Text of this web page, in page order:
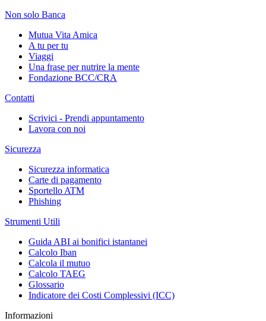
Non solo Banca
Mutua Vita Amica
A tu per tu
Viaggi
Una frase per nutrire la mente
Fondazione BCC/CRA
Contatti
Scrivici - Prendi appuntamento
Lavora con noi
Sicurezza
Sicurezza informatica
Carte di pagamento
Sportello ATM
Phishing
Strumenti Utili
Guida ABI ai bonifici istantanei
Calcolo Iban
Calcola il mutuo
Calcolo TAEG
Glossario
Indicatore dei Costi Complessivi (ICC)
Informazioni